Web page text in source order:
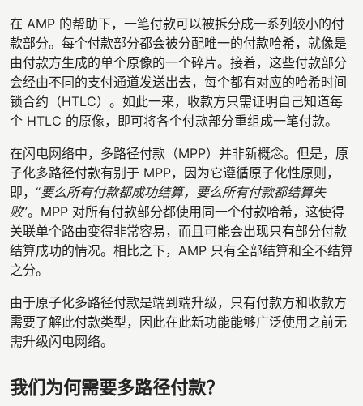
在 AMP 的帮助下，一笔付款可以被拆分成一系列较小的付
款部分。每个付款部分都会被分配唯一的付款哈希，就像是
由付款方生成的单个原像的一个碎片。接着，这些付款部分
会经由不同的支付通道发送出去，每个都有对应的哈希时间
锁合约（HTLC）。如此一来，收款方只需证明自己知道每
个 HTLC 的原像，即可将各个付款部分重组成一笔付款。
在闪电网络中，多路径付款（MPP）并非新概念。但是，原
子化多路径付款有别于 MPP，因为它遵循原子化性原则，
即，“要么所有付款都成功结算，要么所有付款都结算失
败”。MPP 对所有付款部分都使用同一个付款哈希，这使得
关联单个路由变得非常容易，而且可能会出现只有部分付款
结算成功的情况。相比之下，AMP 只有全部结算和全不结算
之分。
由于原子化多路径付款是端到端升级，只有付款方和收款方
需要了解此付款类型，因此在此新功能能够广泛使用之前无
需升级闪电网络。
我们为何需要多路径付款？